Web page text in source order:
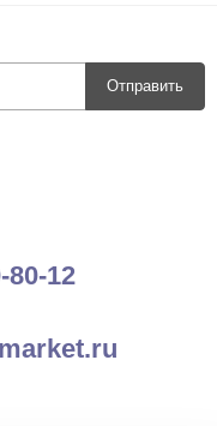
Отправить
80-12